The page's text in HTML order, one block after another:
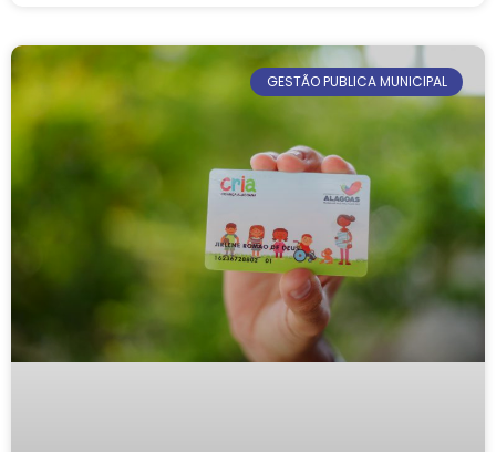
GESTÃO PUBLICA MUNICIPAL